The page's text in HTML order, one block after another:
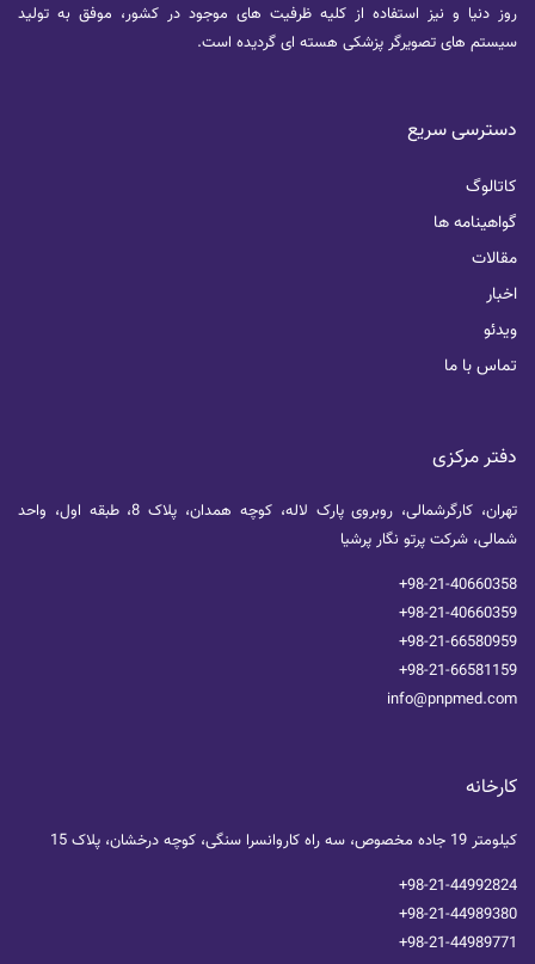
روز دنیا و نیز استفاده از کلیه ظرفیت های موجود در کشور، موفق به تولید
سیستم های تصویرگر پزشکی هسته ای گردیده است.
دسترسی سریع
کاتالوگ
گواهینامه ها
مقالات
اخبار
ویدئو
تماس با ما
دفتر مرکزی
تهران، کارگرشمالی، روبروی پارک لاله، کوچه همدان، پلاک 8، طبقه اول، واحد
شمالی، شرکت پرتو نگار پرشیا
+98-21-40660358
+98-21-40660359
+98-21-66580959
+98-21-66581159
info@pnpmed.com
کارخانه
کیلومتر 19 جاده مخصوص، سه راه کاروانسرا سنگی، کوچه درخشان، پلاک 15
+98-21-44992824
+98-21-44989380
+98-21-44989771